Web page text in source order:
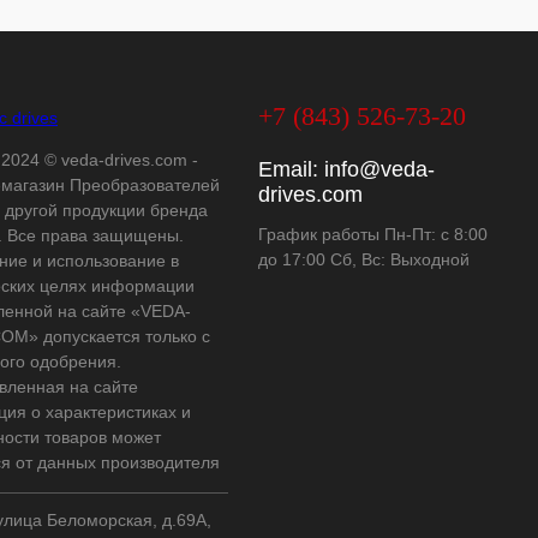
© veda-drives.com -
Преобразователей
другой продукции бренда
Все права защищены.
и использование в
целях информации
на сайте «VEDA-
допускается только с
одобрения.
на сайте
о характеристиках и
товаров может
от данных производителя
Беломорская, д.69А,
+7 (843) 526-73-20
Email: info@veda-
drives.com
График работы Пн-Пт: с 8:00
до 17:00 Сб, Вс: Выходной